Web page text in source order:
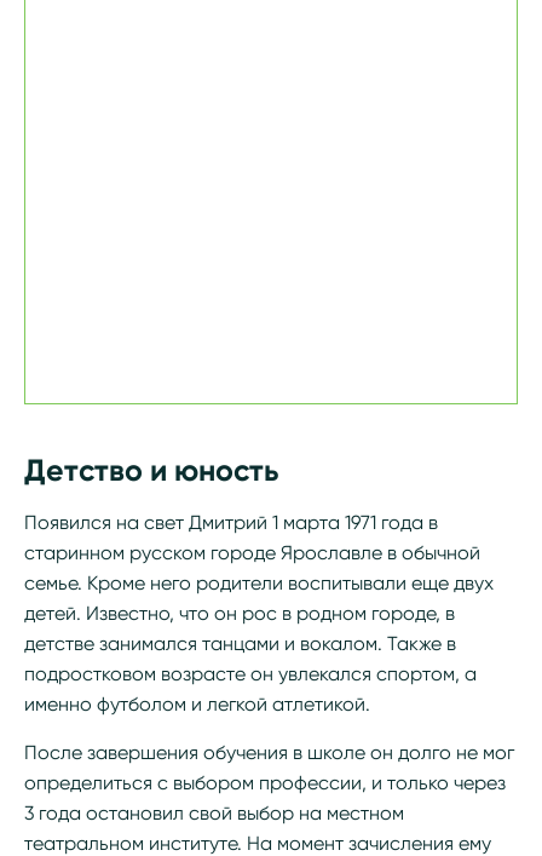
Детство и юность
Появился на свет Дмитрий 1 марта 1971 года в
старинном русском городе Ярославле в обычной
семье. Кроме него родители воспитывали еще двух
детей. Известно, что он рос в родном городе, в
детстве занимался танцами и вокалом. Также в
подростковом возрасте он увлекался спортом, а
именно футболом и легкой атлетикой.
После завершения обучения в школе он долго не мог
определиться с выбором профессии, и только через
3 года остановил свой выбор на местном
театральном институте. На момент зачисления ему